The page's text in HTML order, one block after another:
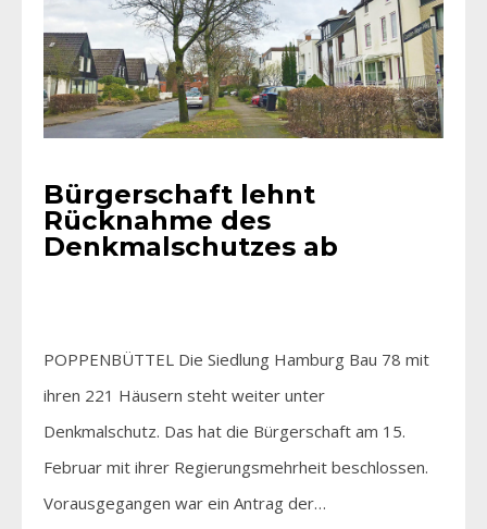
Bürgerschaft lehnt
Rücknahme des
Denkmalschutzes ab
POPPENBÜTTEL Die Siedlung Hamburg Bau 78 mit
ihren 221 Häusern steht weiter unter
Denkmalschutz. Das hat die Bürgerschaft am 15.
Februar mit ihrer Regierungsmehrheit beschlossen.
Vorausgegangen war ein Antrag der…